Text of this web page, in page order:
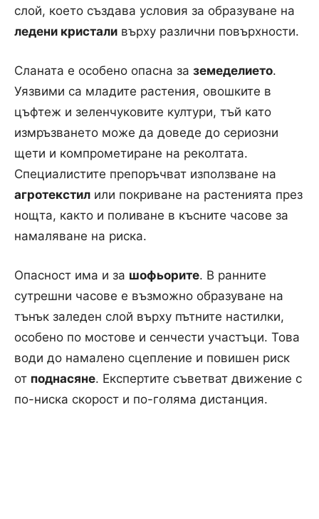
слой, което създава условия за образуване на
ледени кристали върху различни повърхности.
Сланата е особено опасна за земеделието.
Уязвими са младите растения, овошките в
цъфтеж и зеленчуковите култури, тъй като
измръзването може да доведе до сериозни
щети и компрометиране на реколтата.
Специалистите препоръчват използване на
агротекстил или покриване на растенията през
нощта, както и поливане в късните часове за
намаляване на риска.
Опасност има и за шофьорите. В ранните
сутрешни часове е възможно образуване на
тънък заледен слой върху пътните настилки,
особено по мостове и сенчести участъци. Това
води до намалено сцепление и повишен риск
от поднасяне. Експертите съветват движение с
по-ниска скорост и по-голяма дистанция.